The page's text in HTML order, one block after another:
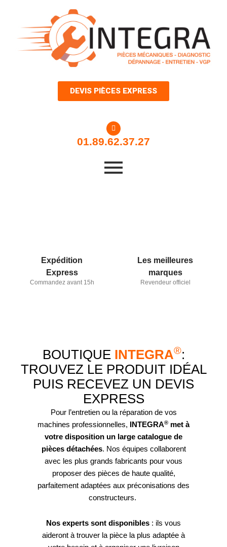
contenu
DEVIS PIÈCES EXPRESS
01.89.62.37.27
Expédition
Express
Commandez avant 15h
Les meilleures
marques
Revendeur officiel
BOUTIQUE INTEGRA®:
TROUVEZ LE PRODUIT IDÉAL
PUIS RECEVEZ UN DEVIS
EXPRESS
Pour l’entretien ou la réparation de vos
machines professionnelles,
INTEGRA® met à
votre disposition un large catalogue de
pièces détachées. Nos équipes collaborent
avec les plus grands fabricants pour vous
proposer des pièces de haute qualité,
parfaitement adaptées aux préconisations des
constructeurs.
Nos experts sont disponibles : ils vous
aideront à trouver la pièce la plus adaptée à